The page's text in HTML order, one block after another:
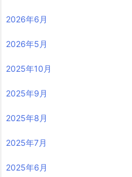
2026年6月
2026年5月
2025年10月
2025年9月
2025年8月
2025年7月
2025年6月